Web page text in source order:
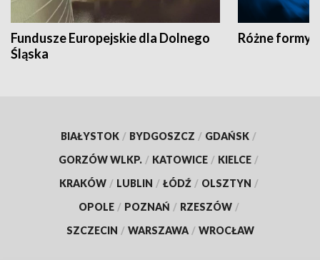
Fundusze Europejskie dla Dolnego
Śląska
Różne formy
BIAŁYSTOK / BYDGOSZCZ / GDAŃSK /
GORZÓW WLKP. / KATOWICE / KIELCE /
KRAKÓW / LUBLIN / ŁÓDŹ / OLSZTYN /
OPOLE / POZNAŃ / RZESZÓW /
SZCZECIN / WARSZAWA / WROCŁAW